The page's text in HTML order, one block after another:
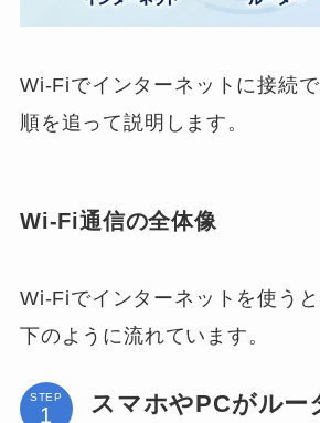
Wi-Fiでインターネットに接続で
順を追って説明します。
Wi-Fi通信の全体像
Wi-Fiでインターネットを使う
下のように流れています。
STEP
スマホやPCがルー